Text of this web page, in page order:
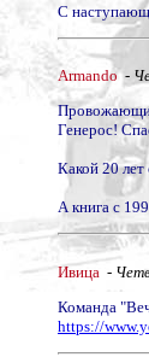
С
Armando-
Генерос!
Какой 20
А книга с
Ивица -
Команда
https://